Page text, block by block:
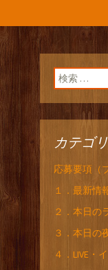
検索:
カテゴ
応募要項（
１．最新情
２．本日の
３．本日の
４．LIVE・